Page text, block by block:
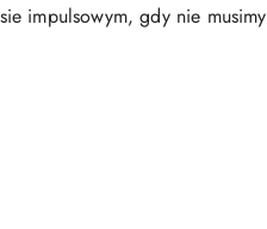
impulsowym, gdy nie musimy